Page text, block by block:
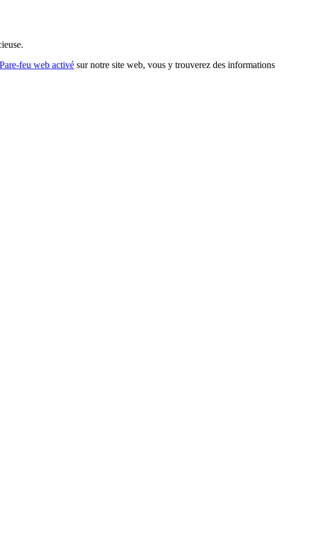
Pare-feu web activé sur notre site web, vous y trouverez des informations